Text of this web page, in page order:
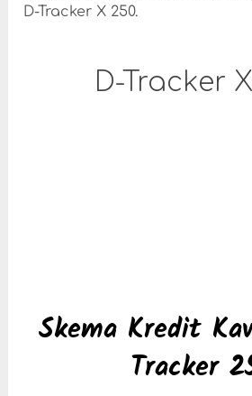
D-Tracker X 250.
D-Tracker
Skema Kredit
Tracker